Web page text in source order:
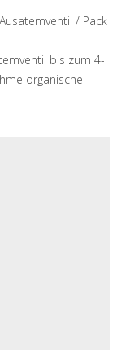
/ Pack
bis zum 4-
organische